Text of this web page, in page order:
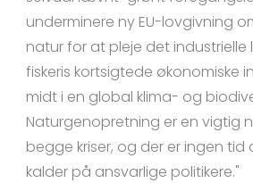
underminere ny EU-lovgivning
natur for at pleje det
fiskeris kortsigtede økonomiske
midt i en global klima- og
Naturgenopretning er en vigtig
begge kriser, og der er ingen tid
kalder på ansvarlige politikere."